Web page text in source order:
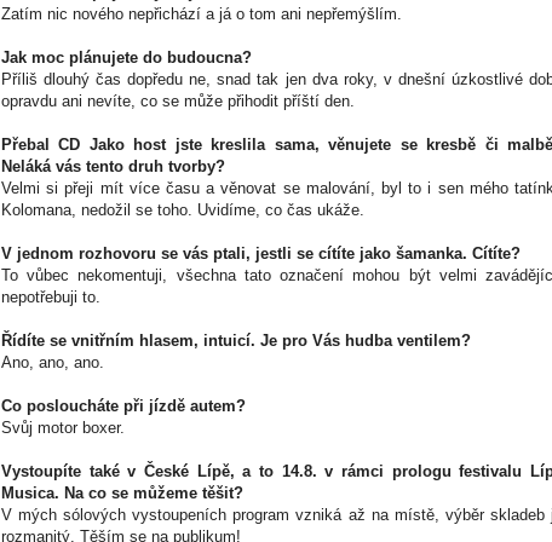
Zatím nic nového nepřichází a já o tom ani nepřemýšlím.
Jak moc plánujete do budoucna?
Příliš dlouhý čas dopředu ne, snad tak jen dva roky, v dnešní úzkostlivé
opravdu ani nevíte, co se může přihodit příští den.
Přebal CD Jako host jste kreslila sama, věnujete se kresbě či
Neláká vás tento druh tvorby?
Velmi si přeji mít více času a věnovat se malování, byl to i sen mého
Kolomana, nedožil se toho. Uvidíme, co čas ukáže.
V jednom rozhovoru se vás ptali, jestli se cítíte jako šamanka. Cítíte?
To vůbec nekomentuji, všechna tato označení mohou být velmi
nepotřebuji to.
Řídíte se vnitřním hlasem, intuicí. Je pro Vás hudba ventilem?
Ano, ano, ano.
Co posloucháte při jízdě autem?
Svůj motor boxer.
Vystoupíte také v České Lípě, a to 14.8. v rámci prologu festivalu
Musica. Na co se můžeme těšit?
V mých sólových vystoupeních program vzniká až na místě, výběr skladeb
rozmanitý. Těším se na publikum!